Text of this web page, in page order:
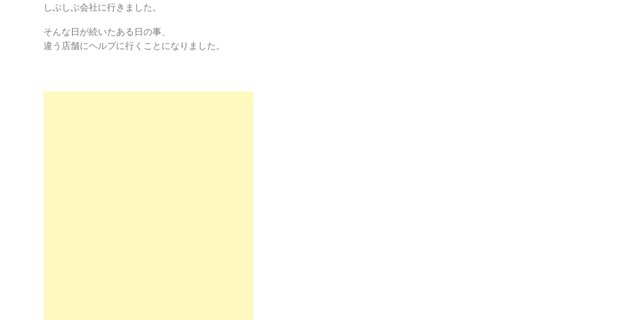
しぶしぶ会社に行きました。
そんな日が続いたある日の事、
違う店舗にヘルプに行くことになりました。